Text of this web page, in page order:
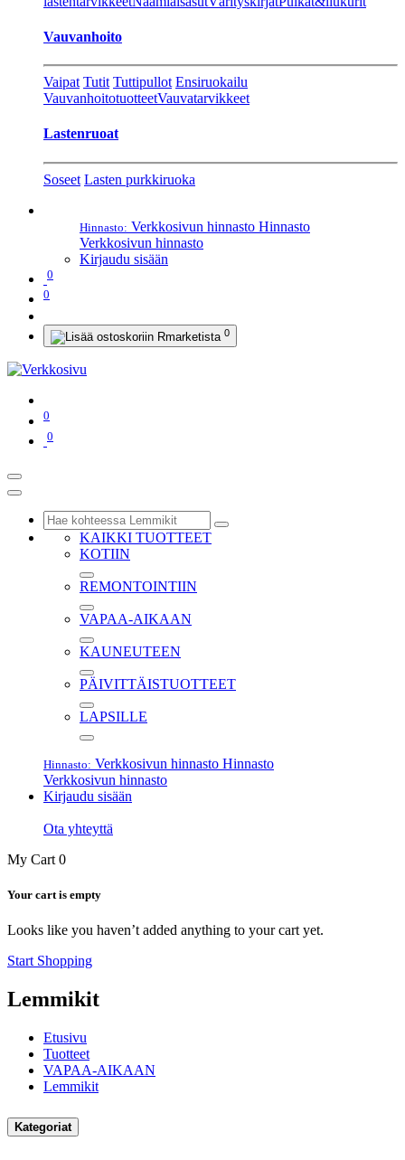
Vauvanhoito
Vaipat Tutit Tuttipullot Ensiruokailu
VauvanhoitotuotteetVauvatarvikkeet
Lastenruoat
Soseet Lasten purkkiruoka
Hinnasto: Verkkosivun hinnasto Hinnasto
Verkkosivun hinnasto
Kirjaudu sisään
0
0
0
0
0
KAIKKI TUOTTEET
KOTIIN
REMONTOINTIIN
VAPAA-AIKAAN
KAUNEUTEEN
PÄIVITTÄISTUOTTEET
LAPSILLE
Hinnasto: Verkkosivun hinnasto Hinnasto
Verkkosivun hinnasto
Kirjaudu sisään
Ota yhteyttä
My Cart 0
Your cart is empty
Looks like you haven’t added anything to your cart yet.
Start Shopping
Lemmikit
Etusivu
Tuotteet
VAPAA-AIKAAN
Lemmikit
Kategoriat